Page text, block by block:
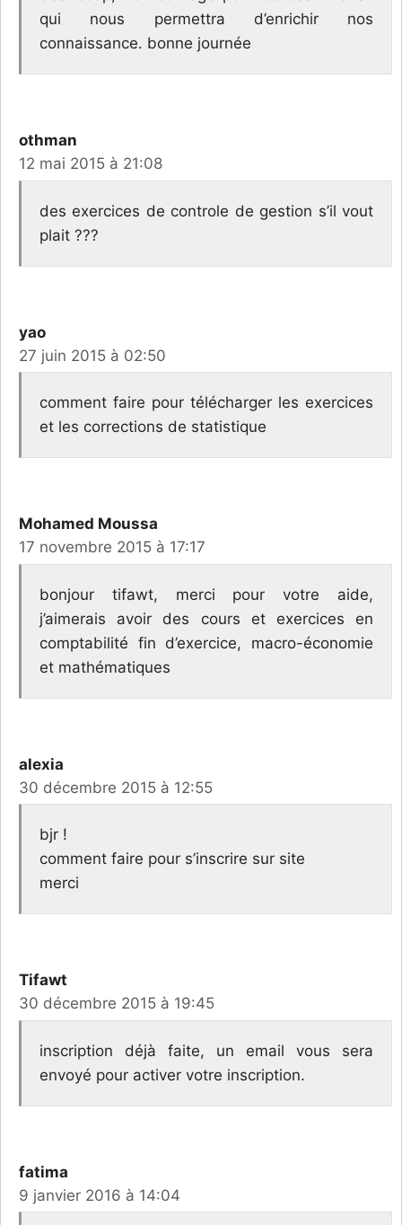
qui nous permettra d’enrichir nos
connaissance. bonne journée
othman
12 mai 2015 à 21:08
des exercices de controle de gestion s’il vout
plait ???
yao
27 juin 2015 à 02:50
comment faire pour télécharger les exercices
et les corrections de statistique
Mohamed Moussa
17 novembre 2015 à 17:17
bonjour tifawt, merci pour votre aide,
j’aimerais avoir des cours et exercices en
comptabilité fin d’exercice, macro-économie
et mathématiques
alexia
30 décembre 2015 à 12:55
bjr !
comment faire pour s’inscrire sur site
merci
Tifawt
30 décembre 2015 à 19:45
inscription déjà faite, un email vous sera
envoyé pour activer votre inscription.
fatima
9 janvier 2016 à 14:04